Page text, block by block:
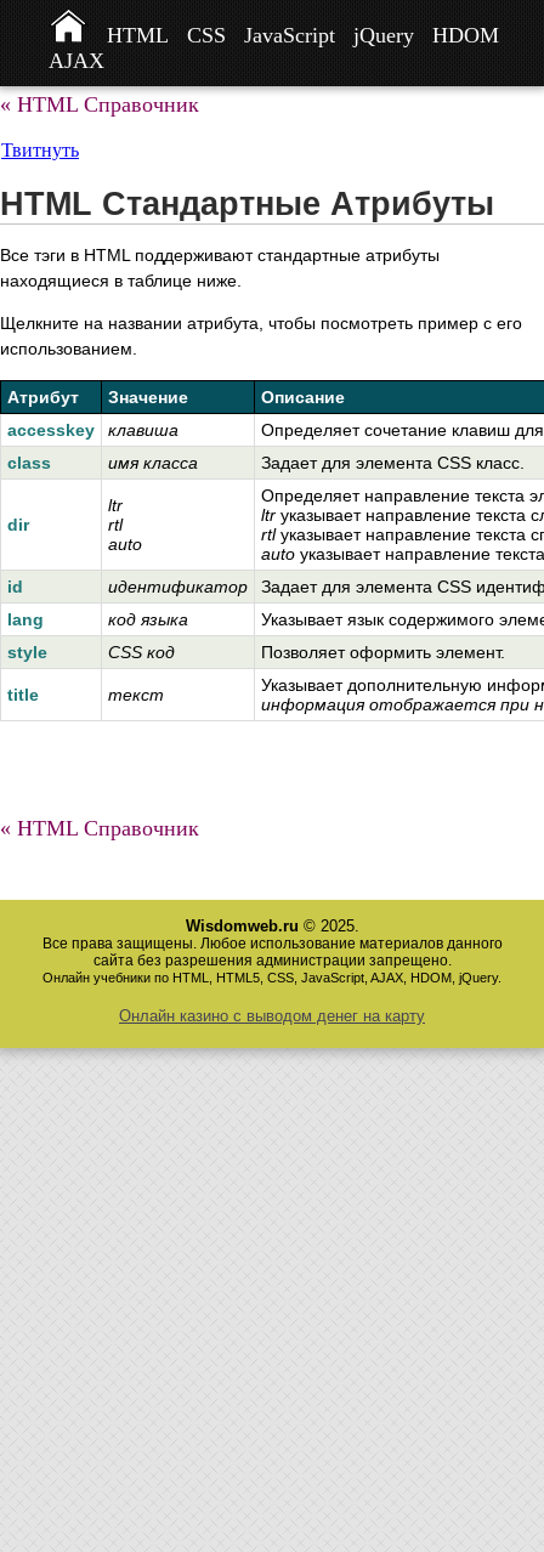
HTML CSS JavaScript jQuery
HDOM
AJAX
« HTML Справочник
Твитнуть
HTML Стандартные Атрибуты
Все тэги в HTML поддерживают стандартные атрибуты
находящиеся в таблице ниже.
Щелкните на названии атрибута, чтобы посмотреть пример с его
использованием.
Атрибут Значение
Описание
accesskey
клавиша
Определяет сочетание клавиш
class
имя класса Задает для элемента CSS класс.
dir
ltr
rtl
auto
Определяет направление текста
ltr указывает направление текста
rtlуказывает направление текста
auto указывает направление
id
идентификатор
Задает для элемента CSS
lang
код языка
Указывает язык содержимого
style
CSS код Позволяет оформить элемент.
title текст
Указывает дополнительную
информация отображается при
« HTML Справочник
Wisdomweb.ru © 2025.
Все права защищены. Любое использование материалов данного
сайта без разрешения администрации запрещено.
Онлайн учебники по HTML, HTML5, CSS, JavaScript, AJAX, HDOM, jQuery.
Онлайн казино с выводом денег на карту